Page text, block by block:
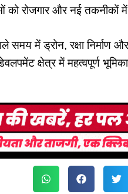
को रोजगार और नई तकनीकों
समय में ड्रोन, रक्षा
क्षेत्र में महत्वपूर्ण भूमिका